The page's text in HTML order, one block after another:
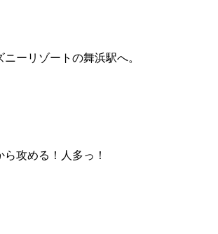
ーリゾートの舞浜駅へ。
攻める！人多っ！